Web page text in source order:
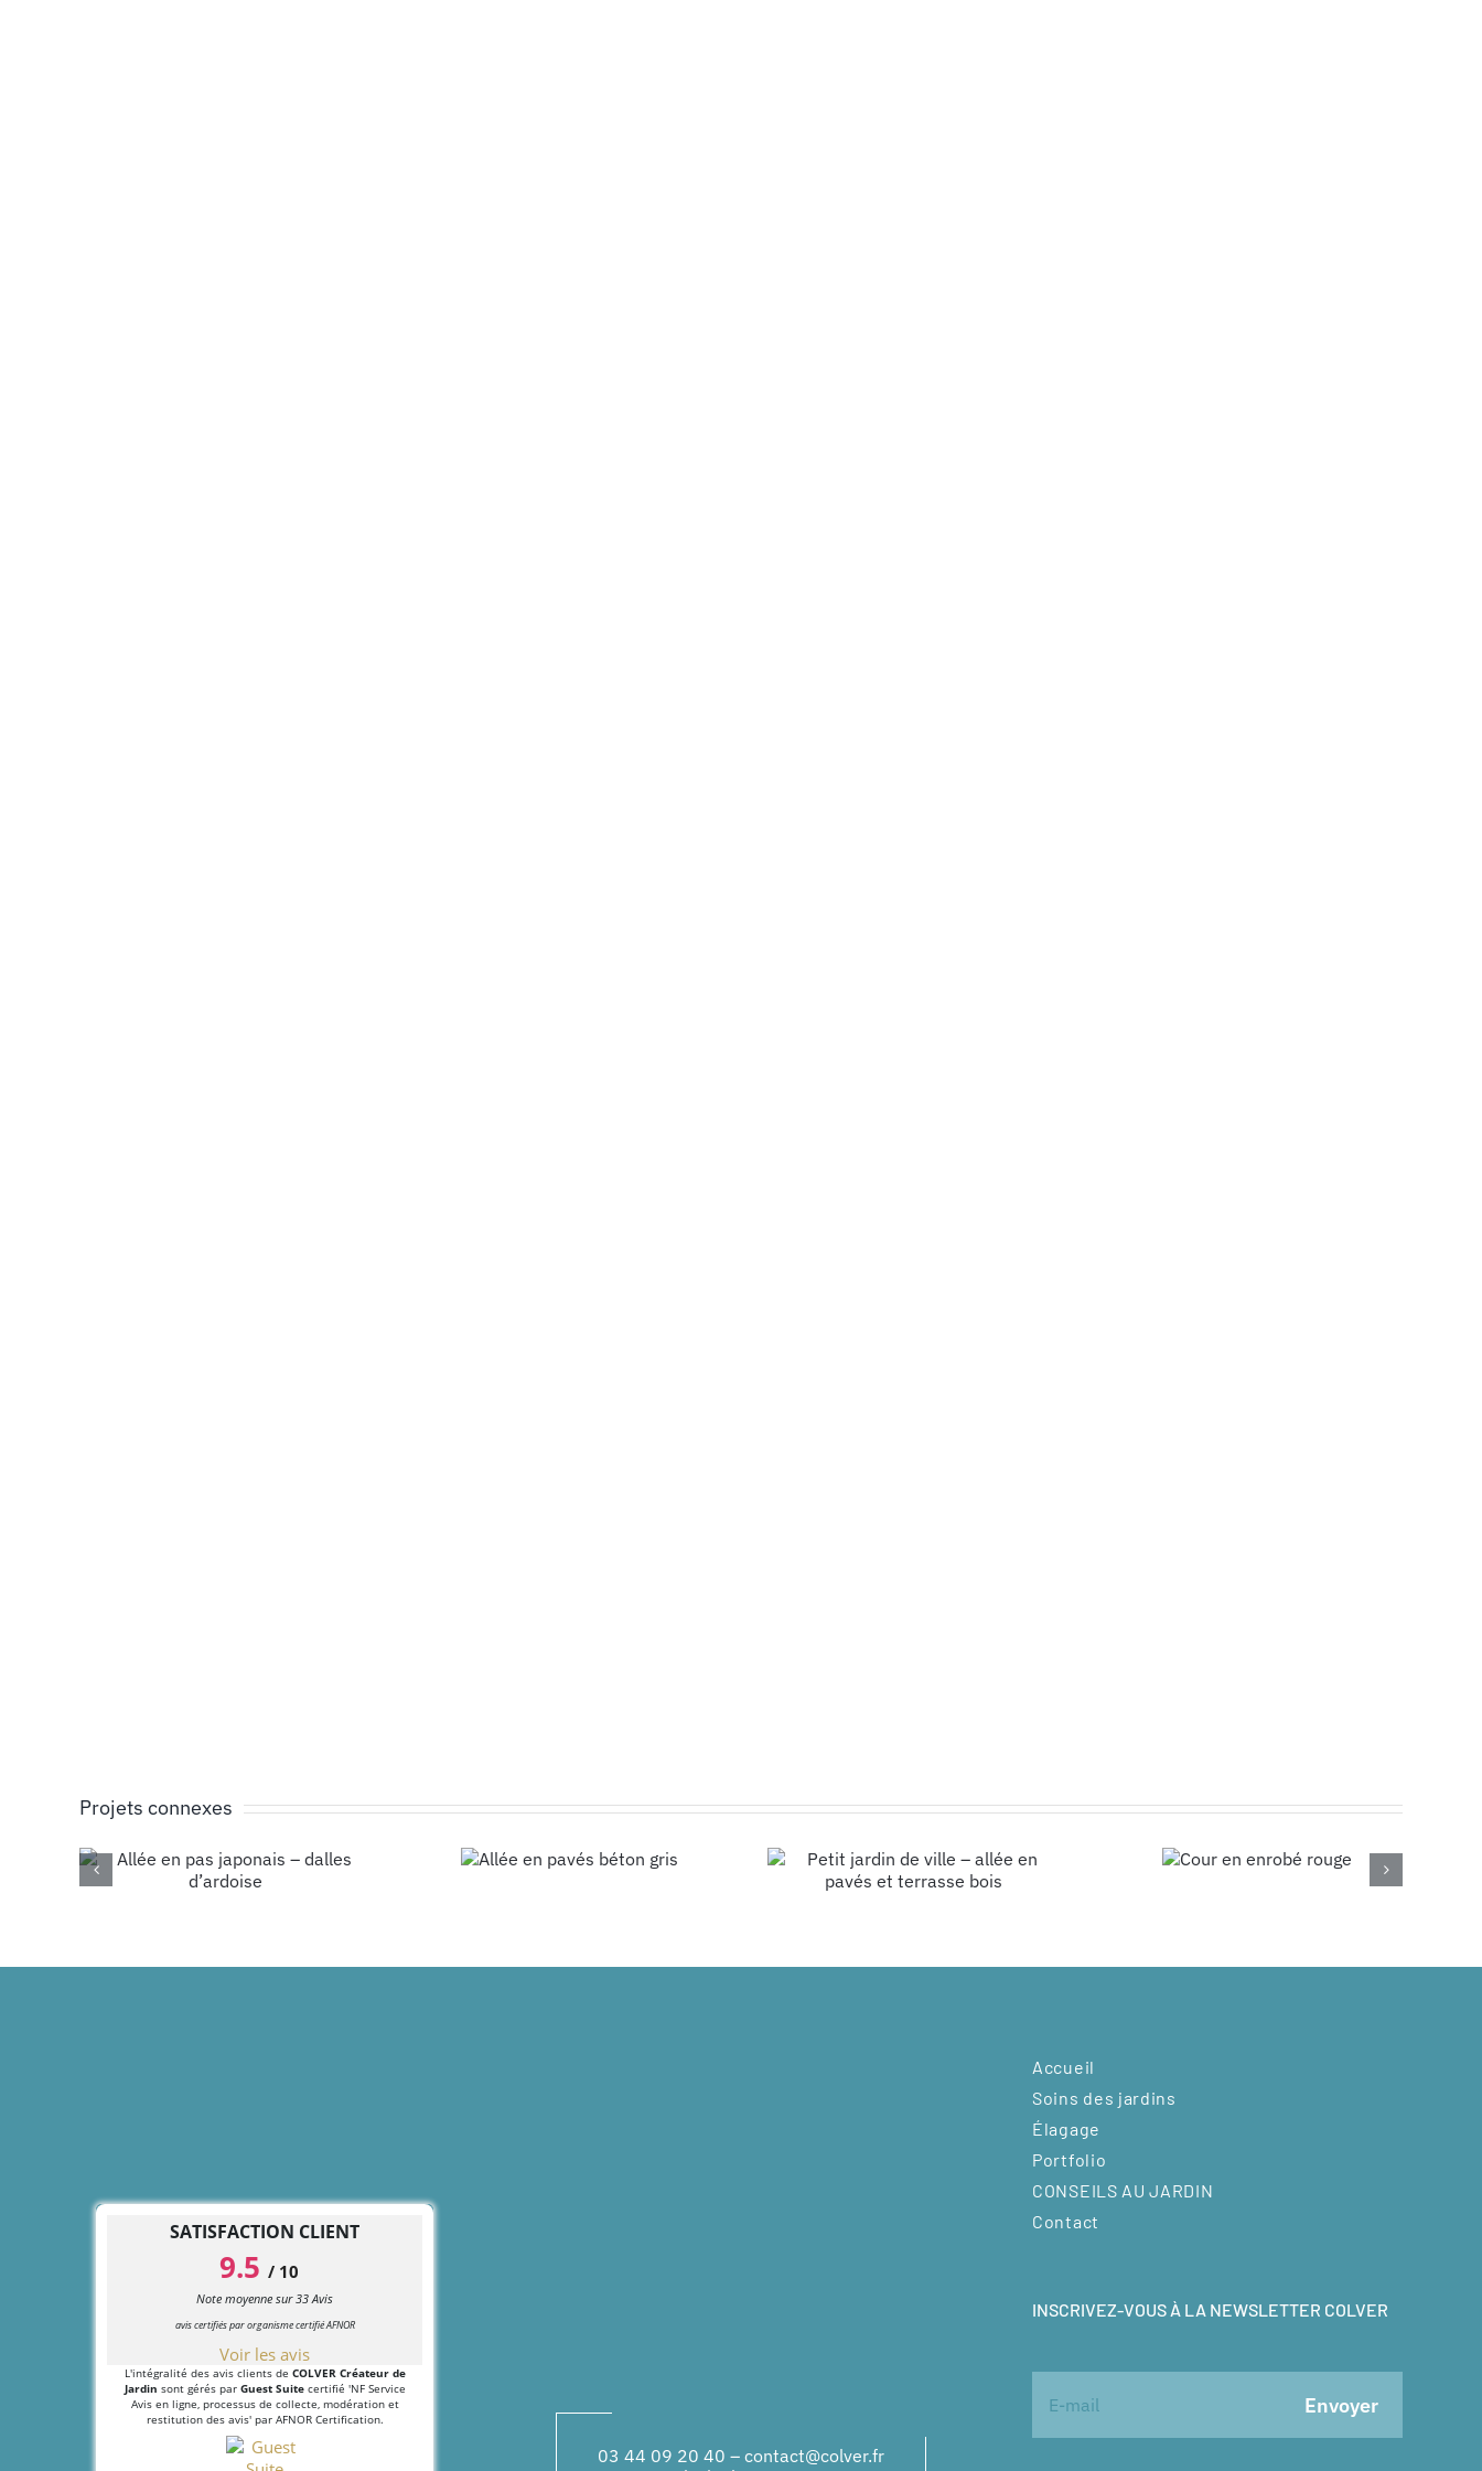
Projets connexes
ville – allée en
bois
SATISFACTION CLIENT
9.5 / 10
Note moyenne sur33 Avis
avis certifiés par organisme certifié AFNOR
Voir les avis
L'intégralité des avis clients de COLVER Créateur de
Jardin sont gérés par Guest Suitecertifié 'NF Service
Avis en ligne, processus de collecte, modération et
restitution des avis' par AFNOR Certification.
03 44 09 20 40 – contact@colver.fr
Accueil
Soins des jardins
Élagage
Portfolio
CONSEILS AU JARDIN
Contact
INSCRIVEZ-VOUS À LA NEWSLETTER COLVER